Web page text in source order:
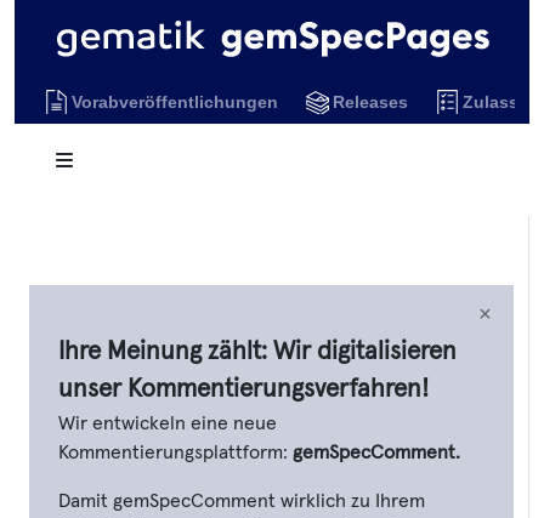
Vorabveröffentlichungen Releases
×
Ihre Meinung zählt: Wir digitalisieren
unser Kommentierungsverfahren!
Wir entwickeln eine neue
Kommentierungsplattform: gemSpecComment.
Damit gemSpecComment wirklich zu Ihrem